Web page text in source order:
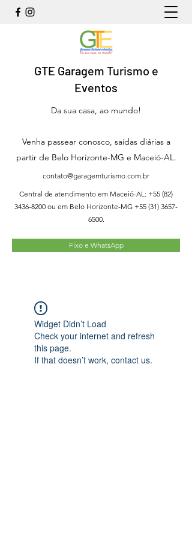
GTE Garagem Turismo e
Eventos
Da sua casa, ao mundo!
Venha passear conosco, saídas diárias a
partir de Belo Horizonte-MG e Maceió-AL.
contato@garagemturismo.com.br
Central de atendimento em Maceió-AL: +55 (82)
3436-8200 ou em Belo Horizonte-MG +55 (31) 3657-
6500.
Fixo e WhatsApp
Widget Didn’t Load
Check your internet and refresh
this page.
If that doesn’t work, contact us.